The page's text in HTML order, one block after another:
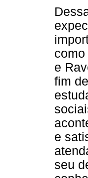
e
fim
e
seu